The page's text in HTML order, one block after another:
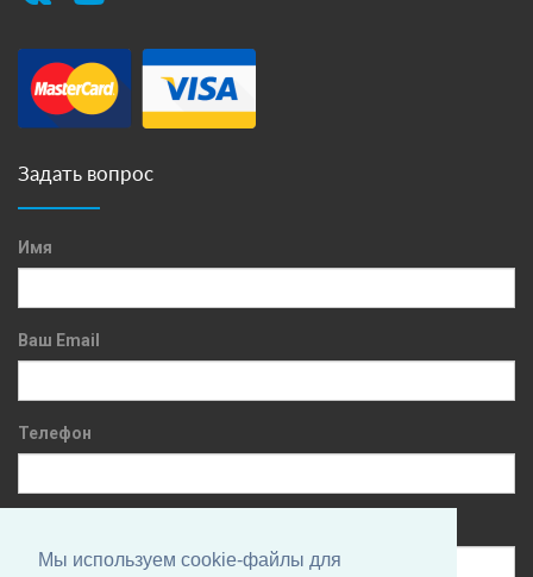
Мы используем cookie-файлы для
Задать вопрос
Имя
Ваш Email
Телефон